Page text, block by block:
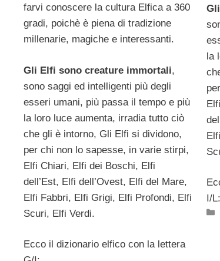
Gli
la
I/L:
farvi conoscere la cultura Elfica a 360
gradi, poichè è piena di tradizione
millenarie, magiche e interessanti.
Gli Elfi sono creature immortali,
sono saggi ed intelligenti più degli
esseri umani, più passa il tempo e più
la loro luce aumenta, irradia tutto ciò
che gli è intorno, Gli Elfi si dividono,
per chi non lo sapesse, in varie stirpi,
Elfi Chiari, Elfi dei Boschi, Elfi
dell’Est, Elfi dell’Ovest, Elfi del Mare,
Elfi Fabbri, Elfi Grigi, Elfi Profondi, Elfi
Scuri, Elfi Verdi.
Ecco il dizionario elfico con la lettera